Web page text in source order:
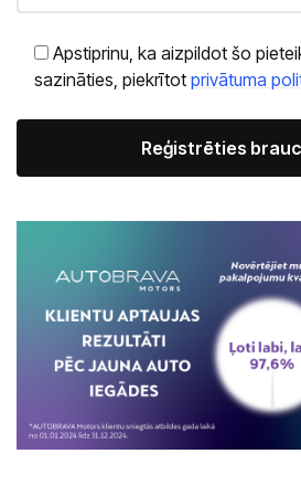
Apstiprinu, ka aizpildot šo
sazināties, piekrītot privātuma